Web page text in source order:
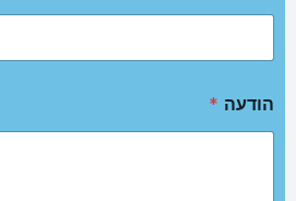
הודעה *